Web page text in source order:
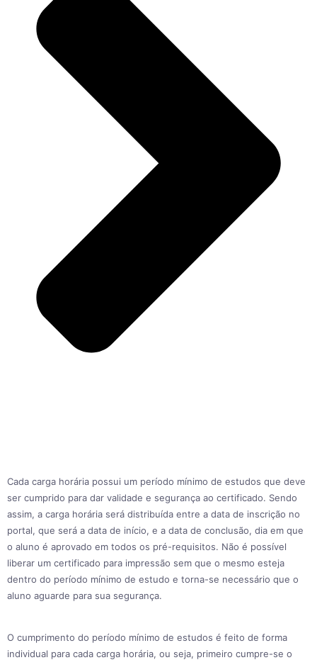
Cada carga horária possui um período mínimo de estudos que deve
ser cumprido para dar validade e segurança ao certificado. Sendo
assim, a carga horária será distribuída entre a data de inscrição no
portal, que será a data de início, e a data de conclusão, dia em que
o aluno é aprovado em todos os pré-requisitos. Não é possível
liberar um certificado para impressão sem que o mesmo esteja
dentro do período mínimo de estudo e torna-se necessário que o
aluno aguarde para sua segurança.
O cumprimento do período mínimo de estudos é feito de forma
individual para cada carga horária, ou seja, primeiro cumpre-se o